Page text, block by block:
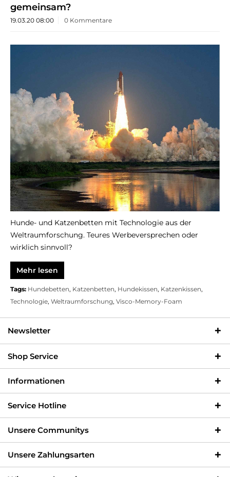
gemeinsam?
19.03.20 08:00 0 Kommentare
Hunde- und Katzenbetten mit Technologie aus der
Weltraumforschung. Teures Werbeversprechen oder
wirklich sinnvoll?
Mehr lesen
Tags: Hundebetten, Katzenbetten, Hundekissen, Katzenkissen,
Technologie, Weltraumforschung, Visco-Memory-Foam
Newsletter
Shop Service
Informationen
Service Hotline
Unsere Communitys
Unsere Zahlungsarten